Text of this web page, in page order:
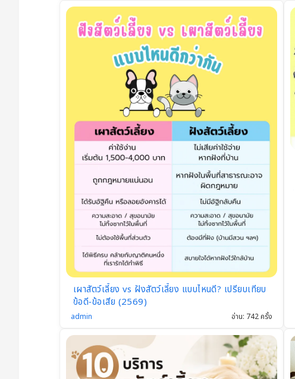
เผาสัตว์เลี้ยง vs ฝังสัตว์เลี้ยง แบบไหนดี? เปรียบเทียบ
ข้อดี‑ข้อเสีย (2569)
อ่าน: 742 ครั้ง
admin